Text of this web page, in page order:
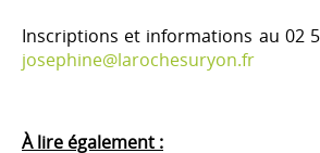
Inscriptions et informations au 02
josephine@larochesuryon.fr
À lire également :